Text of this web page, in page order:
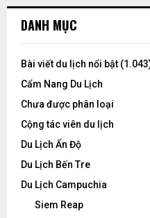
DANH MỤC
Bài viết du lịch nổi bật
Cẩm Nang Du Lịch
Chưa được phân loại
Cộng tác viên du lịch
Du Lịch Ấn Độ
Du Lịch Bến Tre
Du Lịch Campuchia
Siem Reap